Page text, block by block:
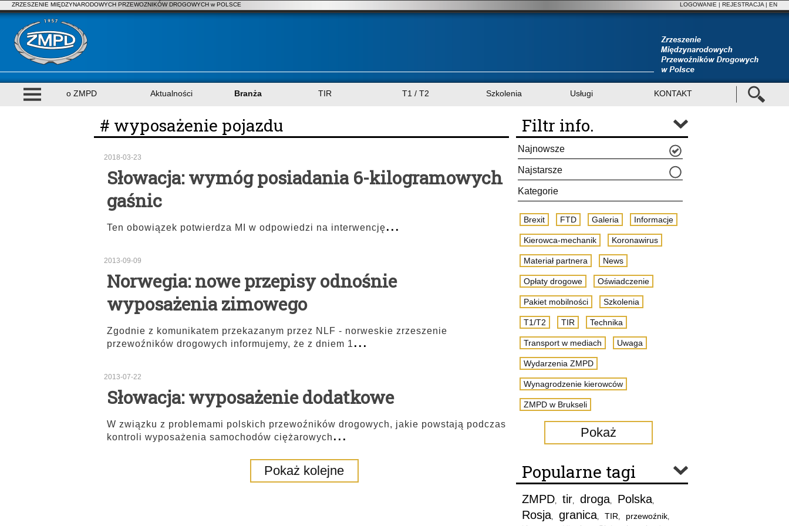
ZRZESZENIE MIĘDZYNARODOWYCH PRZEWOZNIKÓW DROGOWYCH w POLSCE LOGOWANIE | REJESTRACJA | EN
o ZMPD Aktualności Branża TIR T1 / T2 Szkolenia Usługi KONTAKT
# wyposażenie pojazdu
2018-03-23
Słowacja: wymóg posiadania 6-kilogramowych
gaśnic
Ten obowiązek potwierdza MI w odpowiedzi na interwencję...
2013-09-09
Norwegia: nowe przepisy odnośnie
wyposażenia zimowego
Zgodnie z komunikatem przekazanym przez NLF - norweskie zrzeszenie
przewoźników drogowych informujemy, że z dniem 1...
2013-07-22
Słowacja: wyposażenie dodatkowe
W związku z problemami polskich przewoźników drogowych, jakie powstają podczas
kontroli wyposażenia samochodów ciężarowych...
Pokaż kolejne
Filtr info.
Najnowsze
Najstarsze
Kategorie
Brexit FTD Galeria Informacje
Kierowca-mechanik Koronawirus
Materiał partnera News
Opłaty drogowe Oświadczenie
Pakiet mobilności Szkolenia
T1/T2 TIR Technika
Transport w mediach Uwaga
Wydarzenia ZMPD
Wynagrodzenie kierowców
ZMPD w Brukseli
Pokaż
Popularne tagi
ZMPD, tir, droga, Polska,
Rosja, granica, TIR, przewoźnik,